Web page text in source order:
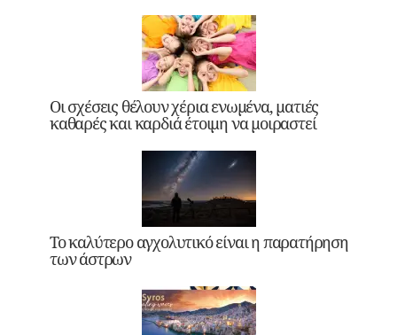
Οι σχέσεις θέλουν χέρια ενωμένα, ματιές
καθαρές και καρδιά έτοιμη να μοιραστεί
Το καλύτερο αγχολυτικό είναι η παρατήρηση
των άστρων